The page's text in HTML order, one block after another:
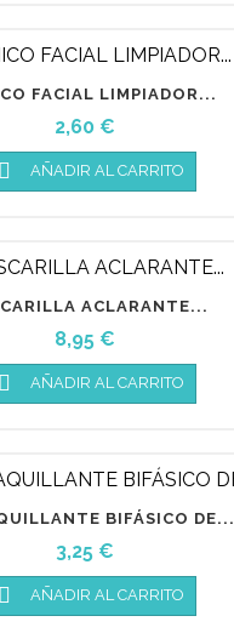
FACIAL LIMPIADOR...
Precio
2,60 €
 AÑADIR AL CARRITO
ACLARANTE...
Precio
8,95 €
 AÑADIR AL CARRITO
BIFÁSICO DE...
Precio
3,25 €
 AÑADIR AL CARRITO